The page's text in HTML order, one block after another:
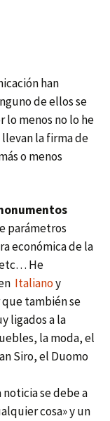
han
de ellos se
lo menos no lo he
llevan la firma de
o menos
parámetros
económica de la
etc… He
Italianoy
también se
ligados a la
la moda, el
Siro, el Duomo
se debe a
cosa» y un